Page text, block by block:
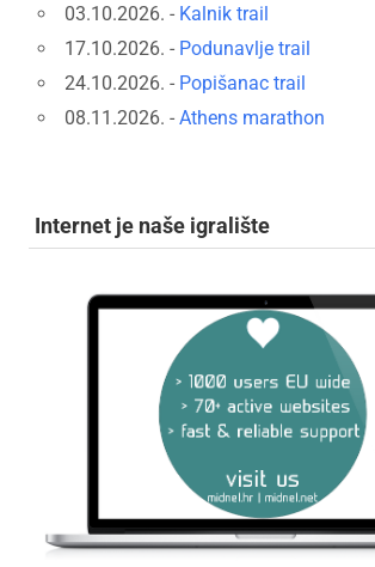
03.10.2026. - Kalnik trail
17.10.2026. - Podunavlje trail
24.10.2026. - Popišanac trail
08.11.2026. - Athens marathon
Internet je naše igralište